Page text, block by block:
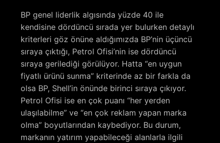
BP genel liderlik algısında yüzde 40 ile
kendisine dördüncü sırada yer bulurken detaylı
kriterleri göz önüne aldığımızda BP’nin üçüncü
sıraya çıktığı, Petrol Ofisi’nin ise dördüncü
sıraya gerilediği görülüyor. Hatta “en uygun
fiyatlı ürünü sunma” kriterinde az bir farkla da
olsa BP, Shell’in önünde birinci sıraya çıkıyor.
Petrol Ofisi ise en çok puanı “her yerden
ulaşılabilme” ve “en çok reklam yapan marka
olma” boyutlarından kaybediyor. Bu durum,
markanın yatırım yapabileceği alanlarla ilgili